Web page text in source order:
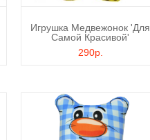
Игрушка Медвежонок 'Для
Самой Красивой'
290р.